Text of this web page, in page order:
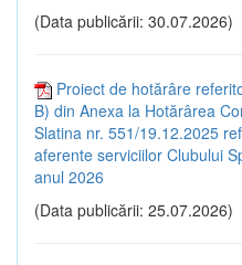
(Data publicării: 30.07.2026)
Proiect de hotărâre
B) din Anexa la Hotărârea
Slatina nr. 551/19.12.2025
aferente serviciilor Clubului
anul 2026
(Data publicării: 25.07.2026)